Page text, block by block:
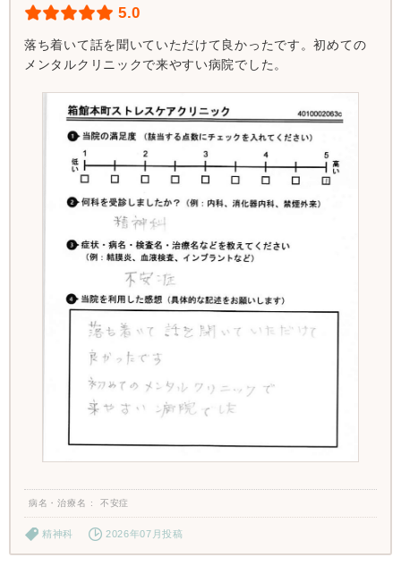
5.0
落ち着いて話を聞いていただけて良かったです。初めての
メンタルクリニックで来やすい病院でした。
病名・治療名 不安症
精神科 2026年07月投稿